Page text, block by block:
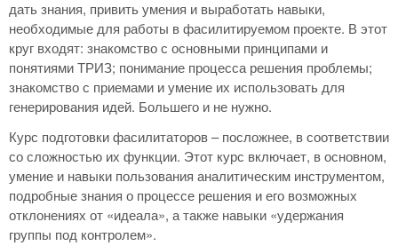
дать знания, привить умения и выработать навыки,
необходимые для работы в фасилитируемом проекте. В этот
круг входят: знакомство с основными принципами и
понятиями ТРИЗ; понимание процесса решения проблемы;
знакомство с приемами и умение их использовать для
генерирования идей. Большего и не нужно.
Курс подготовки фасилитаторов – посложнее, в соответствии
со сложностью их функции. Этот курс включает, в основном,
умение и навыки пользования аналитическим инструментом,
подробные знания о процессе решения и его возможных
отклонениях от «идеала», а также навыки «удержания
группы под контролем».